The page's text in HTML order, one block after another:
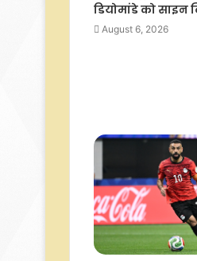
डियोमांडे को साइन
August 6, 2026